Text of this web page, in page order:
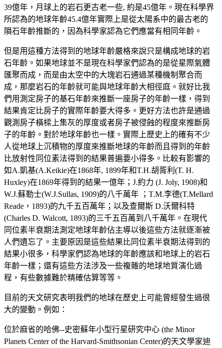
39億年，月球上的岩石更古老一些, 約是45億年。現在科學界
所認為的地球年齡45.4億年實際上是從太陽系中的最古老的
隕石年齡推斷的，因為科學家認為它們應當有相同年齡。
但是用這種方法得到的地球年齡嚴格來說只是構成地球的岩
石年齡。如果地球並不是現在科學家們認為的是從星際氣體
匯聚而成，而是由太空中的大塊岩石通過某種機制聚合而
成，那麼岩石的年齡就可能與地球年齡大相徑庭。就好比我
們用測定房子的基石年齡來推斷一座房子的年齡一樣，得到
結果肯定比房子的實際年齡要大得多。更好方法也許是通過
觀測房子橫樑上集灰的厚度或者房子被侵蝕的程度來推斷房
子的年齡。對於地球年齡也一樣。實際上歷史上的確有不少
人從地球上沉積物的厚度來推斷地球的年齡而且得到的年齡
比放射性同位素法得到的結果普遍要小得多。比較有影響的
如A.凱基(A.Keikie)在1868年, 1899年和T.H.胡胥利(T. H.
Huxley)在1869年得到的結果一億年；J.約力 (J. Joly, 1908)和
W.J.蘇勒士(W.J.Sullas, 1909)的八千萬年 ；T.M.李德(T.Mellard
Reade，1893)的九千五百萬年；以及查爾斯 D.沃爾科特
(Charles D. Walcott, 1893)的三千五百萬到八千萬年。在現代
同位素半衰期法測定地球年齡佔主導以後這些方法就逐漸被
人們遺忘了。主要原因是這些結果比同位素半衰期法得到的
結果小很多，科學家們認為地球的年齡應該和地球上的岩石
年齡一樣；還有這些方法涉及一些複雜的地球地質演化過
程，有些數據難於精確估算等等。
目前的天文研究表明我們的地球在歷史上可能曾經發生過很
大的變動。例如：
位於麻省的哈佛--史密蘇年小型行星研究中心 (the Minor
Planets Center of the Harvard-Smithsonian Center)的天文學家迪